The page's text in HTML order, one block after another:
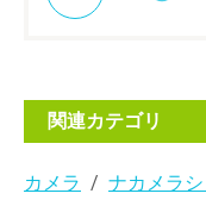
関連カテゴリ
カメラ ナカメラ